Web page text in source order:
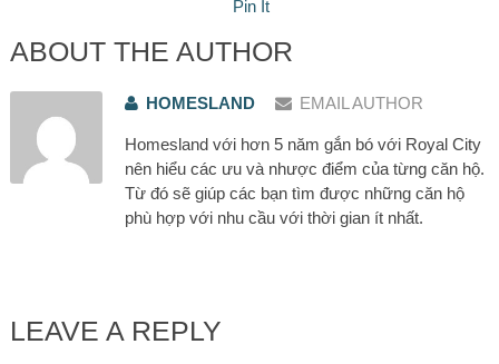
Pin It
ABOUT THE AUTHOR
HOMESLAND EMAIL AUTHOR
Homesland với hơn 5 năm gắn bó với Royal City
nên hiểu các ưu và nhược điểm của từng căn hộ.
Từ đó sẽ giúp các bạn tìm được những căn hộ
phù hợp với nhu cầu với thời gian ít nhất.
LEAVE A REPLY